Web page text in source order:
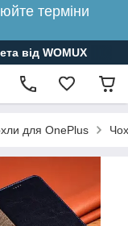
терміни
від WOMUX
для OnePlus